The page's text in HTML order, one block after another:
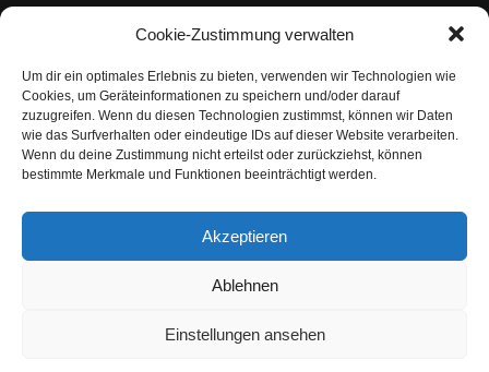
Cookie-Zustimmung verwalten
Um dir ein optimales Erlebnis zu bieten, verwenden wir Technologien wie
Cookies, um Geräteinformationen zu speichern und/oder darauf
zuzugreifen. Wenn du diesen Technologien zustimmst, können wir Daten
wie das Surfverhalten oder eindeutige IDs auf dieser Website verarbeiten.
Wenn du deine Zustimmung nicht erteilst oder zurückziehst, können
bestimmte Merkmale und Funktionen beeinträchtigt werden.
Akzeptieren
Ablehnen
Einstellungen ansehen
Impressum
Datenschutzerklärung
Nutzungsbedingungen | Haftungsausschluss
AGB